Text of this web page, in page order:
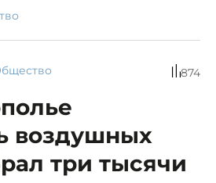
874
воздушных
три тысячи